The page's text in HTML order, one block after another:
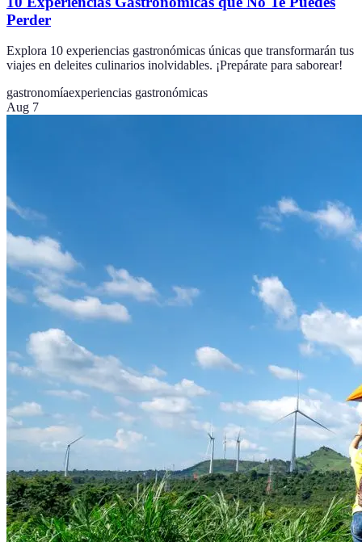
Perder
Explora 10 experiencias gastronómicas únicas que transformarán tus
viajes en deleites culinarios inolvidables. ¡Prepárate para saborear!
gastronomíaexperiencias gastronómicas
Aug 7